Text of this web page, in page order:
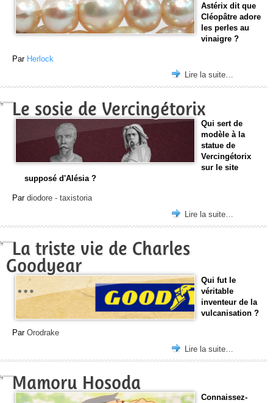
Astérix dit que
Cléopâtre adore
les perles au
vinaigre ?
Par Herlock
Lire la suite…
Le sosie de Vercingétorix
Qui sert de
modèle à la
statue de
Vercingétorix
sur le site
supposé d'Alésia ?
Par diodore - taxistoria
Lire la suite…
La triste vie de Charles
Goodyear
Qui fut le
véritable
inventeur de la
vulcanisation ?
Par Orodrake
Lire la suite…
Mamoru Hosoda
Connaissez-